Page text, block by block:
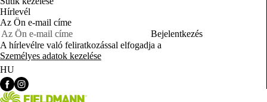
Hírlevél
Az Ön e-mail címe
Bejelentkezés
A hírlevélre való feliratkozással elfogadja a
Személyes adatok kezelése
HU